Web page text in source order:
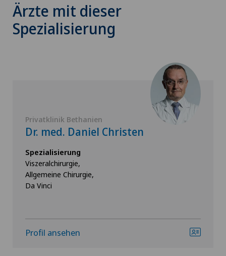
Ärzte mit dieser
Spezialisierung
Privatklinik Bethanien
Dr. med. Daniel Christen
Spezialisierung
Viszeralchirurgie,
Allgemeine Chirurgie,
Da Vinci
Profil ansehen